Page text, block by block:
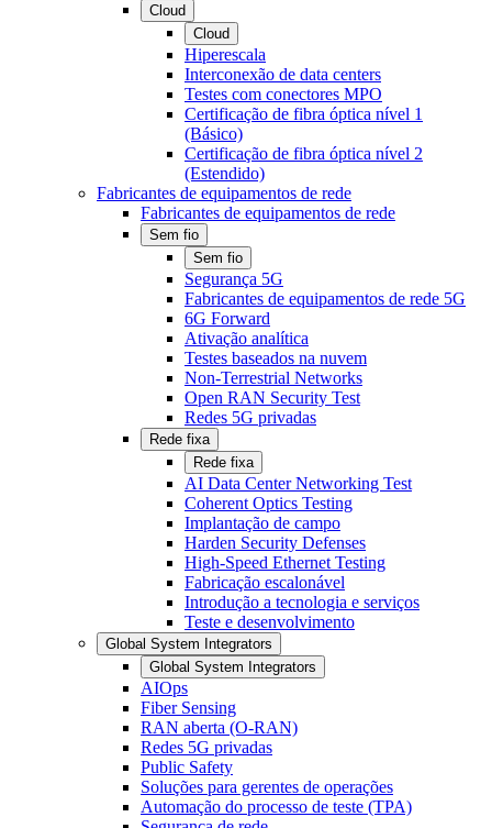
Cloud
Cloud
Hiperescala
Interconexão de data centers
Testes com conectores MPO
Certificação de fibra óptica nível 1
(Básico)
Certificação de fibra óptica nível 2
(Estendido)
Fabricantes de equipamentos de rede
Fabricantes de equipamentos de rede
Sem fio
Sem fio
Segurança 5G
Fabricantes de equipamentos de rede 5G
6G Forward
Ativação analítica
Testes baseados na nuvem
Non-Terrestrial Networks
Open RAN Security Test
Redes 5G privadas
Rede fixa
Rede fixa
AI Data Center Networking Test
Coherent Optics Testing
Implantação de campo
Harden Security Defenses
High-Speed Ethernet Testing
Fabricação escalonável
Introdução a tecnologia e serviços
Teste e desenvolvimento
Global System Integrators
Global System Integrators
AIOps
Fiber Sensing
RAN aberta (O-RAN)
Redes 5G privadas
Public Safety
Soluções para gerentes de operações
Automação do processo de teste (TPA)